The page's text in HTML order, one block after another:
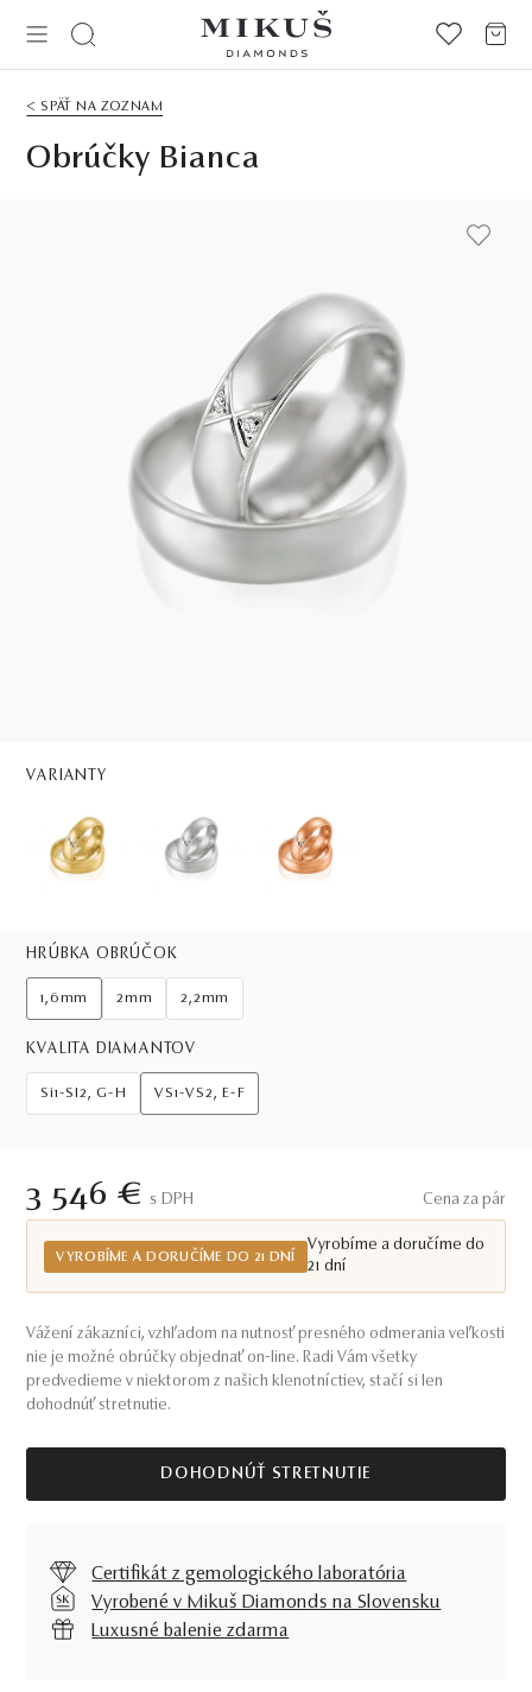
< SPÄŤ NA ZOZNAM
Obrúčky Bianca
VARIANTY
HRÚBKA OBRÚČOK
1,6mm 2mm 2,2mm
KVALITA DIAMANTOV
Si1-SI2, G-H VS1-VS2, E-F
3 546 € S DPH Cena za pár
VYROBÍME A DORUČÍME DO 21 DNÍ
Vyrobíme a doručíme do
21 dní
Vážení zákazníci, vzhľadom na nutnosť presného odmerania veľkosti
nie je možné obrúčky objednať on-line. Radi Vám všetky
predvedieme v niektorom z našich klenotníctiev, stačí si len
dohodnúť stretnutie.
DOHODNÚŤ STRETNUTIE
Certifikát z gemologického laboratória
Vyrobené v Mikuš Diamonds na Slovensku
Luxusné balenie zdarma